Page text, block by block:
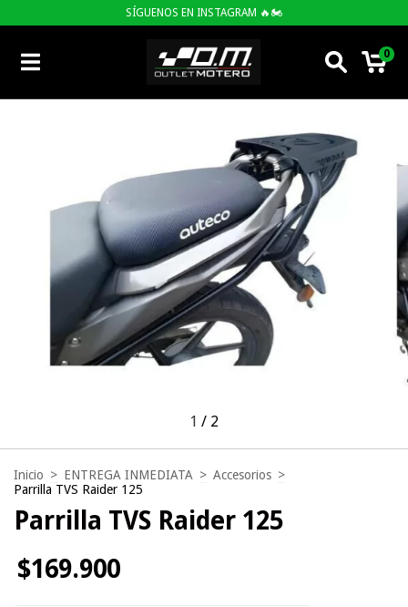
SÍGUENOS EN INSTAGRAM 🔥🏍
0
1 / 2
Inicio > ENTREGA INMEDIATA > Accesorios >
Parrilla TVS Raider 125
Parrilla TVS Raider 125
$169.900